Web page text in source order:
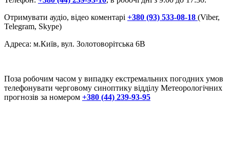
Отримувати аудіо, відео коментарі +380 (93) 533-08-18 (Viber,
Telegram, Skype)
Адреса: м.Київ, вул. Золотоворітська 6В
Поза робочим часом у випадку екстремальних погодних умов
телефонувати черговому синоптику відділу Метеорологічних
прогнозів за номером +380 (44) 239-93-95